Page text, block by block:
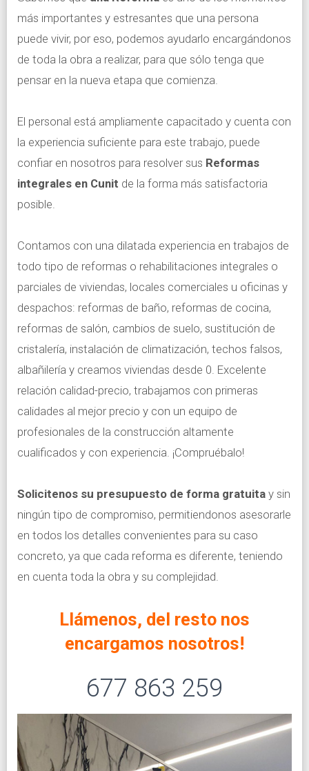
más importantes y estresantes que una persona
puede vivir, por eso, podemos ayudarlo encargándonos
de toda la obra a realizar, para que sólo tenga que
pensar en la nueva etapa que comienza.
El personal está ampliamente capacitado y cuenta con
la experiencia suficiente para este trabajo, puede
confiar en nosotros para resolver sus Reformas
integrales en Cunit de la forma más satisfactoria
posible.
Contamos con una dilatada experiencia en trabajos de
todo tipo de reformas o rehabilitaciones integrales o
parciales de viviendas, locales comerciales u oficinas y
despachos: reformas de baño, reformas de cocina,
reformas de salón, cambios de suelo, sustitución de
cristalería, instalación de climatización, techos falsos,
albañilería y creamos viviendas desde 0. Excelente
relación calidad-precio, trabajamos con primeras
calidades al mejor precio y con un equipo de
profesionales de la construcción altamente
cualificados y con experiencia. ¡Compruébalo!
Solicitenos su presupuesto de forma gratuita y sin
ningún tipo de compromiso, permitiendonos asesorarle
en todos los detalles convenientes para su caso
concreto, ya que cada reforma es diferente, teniendo
en cuenta toda la obra y su complejidad.
Llámenos, del resto nos
encargamos nosotros!
677 863 259